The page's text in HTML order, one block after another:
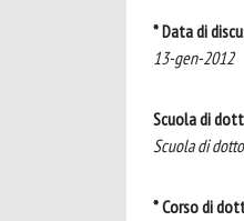
* Data di
13-gen-2012
Scuola di
Scuola di
* Corso di